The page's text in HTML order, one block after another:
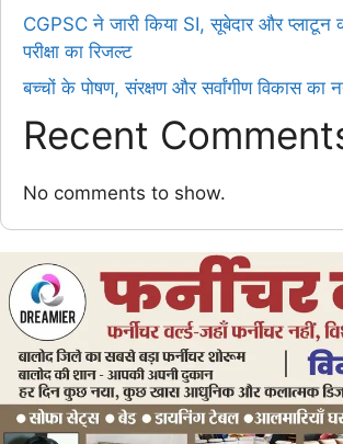
CGPSC ने जारी किया SI, सूबेदार और प्लाटून
परीक्षा का रिजल्ट
बच्चों के पोषण, संरक्षण और सर्वांगीण विकास का
Recent
No comments to show.